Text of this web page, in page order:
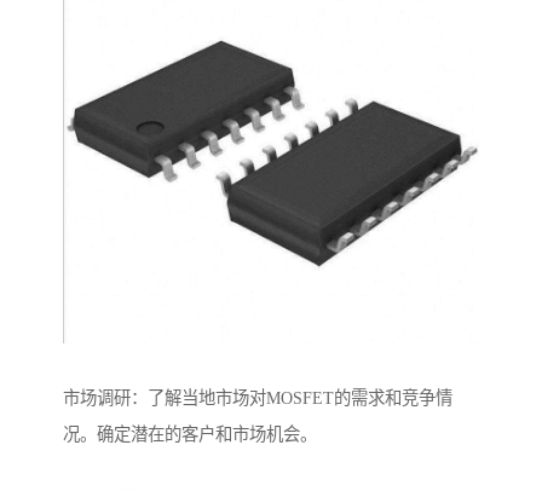
市场调研：了解当地市场对MOSFET的需求和竞争情
况。确定潜在的客户和市场机会。